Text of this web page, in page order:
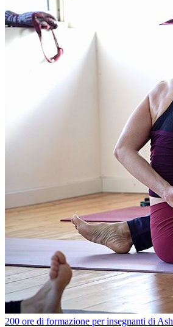
200 ore di formazione per insegnanti di